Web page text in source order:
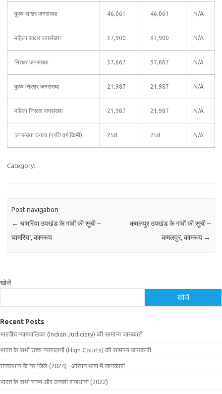
पुरुष साक्षर जनसंख्या 46,061 46,061 N/A
महिला साक्षर जनसंख्या 37,900 37,900 N/A
निरक्षर जनसंख्या 37,667 37,667 N/A
पुरुष निरक्षर जनसंख्या 21,987 21,987 N/A
महिला निरक्षर जनसंख्या 21,987 21,987 N/A
जनसंख्या घनत्व (प्रति वर्ग किमी) 258 258 N/A
Category:
Post navigation
← चामरिया उपखंड के गांवों की सूची –
चामरिया, कामरूप
कमलपुर उपखंड के गांवों की सूची –
कमलपुर, कामरूप →
खोजें
खोजें
Recent Posts
भारतीय न्यायपालिका (Indian Judiciary) की सामान्य जानकारी
भारत के सभी उच्च न्यायालयों (High Courts) की सामान्य जानकारी
राजस्थान के नए जिले (2024) : आसान भाषा में जानकारी
भारत के सभी राज्य और उनकी राजधानी (2022)